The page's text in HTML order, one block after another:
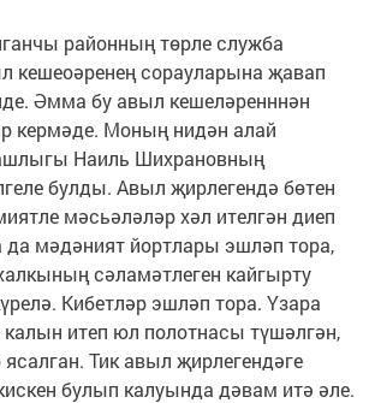
районның төрле служба
кешеоәренең сорауларына җавап
Әмма бу авыл кешеләренннән
кермәде. Моның нидән алай
Наиль Шихрановның
булды. Авыл җирлегендә бөтен
мәсьәләләр хәл ителгән диеп
да мәдәният йортлары эшләп тора,
сәламәтлеген кайгырту
Кибетләр эшләп тора. Үзара
итеп юл полотнасы түшәлгән,
ясалган. Тик авыл җирлегендәге
булып калуында дәвам итә әле.